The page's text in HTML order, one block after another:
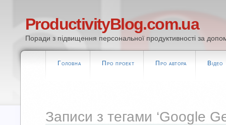
ProductivityBlog.com.ua
Поради з підвищення персональної продуктивності за
Головна Про проект Про автора Відео
Записи з тегами ‘Google